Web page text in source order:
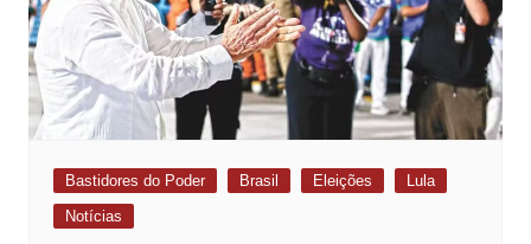
Bastidores do Poder Brasil Eleições
Lula
Notícias